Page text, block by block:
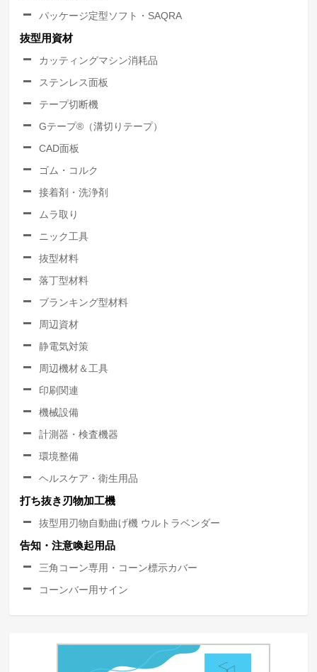
パッケージ定型ソフト・SAQRA
抜型用資材
カッティングマシン消耗品
ステンレス面板
テープ切断機
Gテープ®（溝切りテープ）
CAD面板
ゴム・コルク
接着剤・洗浄剤
ムラ取り
ニック工具
抜型材料
落丁型材料
ブランキング型材料
周辺資材
静電気対策
周辺機材＆工具
印刷関連
機械設備
計測器・検査機器
環境整備
ヘルスケア・衛生用品
打ち抜き刃物加工機
抜型用刃物自動曲げ機 ウルトラベンダー
告知・注意喚起用品
三角コーン専用・コーン標示カバー
コーンバー用サイン